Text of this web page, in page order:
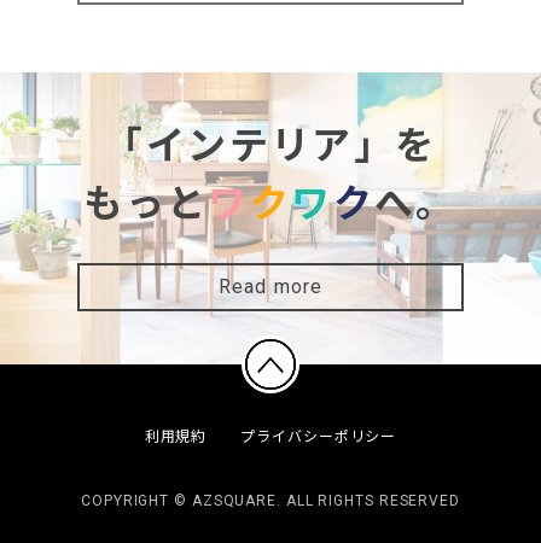
「インテリア」を
もっとワクワクへ。
Read more
利用規約 プライバシーポリシー
COPYRIGHT © AZSQUARE. ALL RIGHTS RESERVED